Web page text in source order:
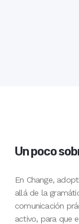
Un poco
En Change,
allá de la
comunicación
activo, para que